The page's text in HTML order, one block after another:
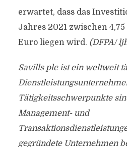
erwartet, dass das
Jahres 2021 zwischen
Euro liegen wird. (DFPA/
Savills plc ist ein weltweit
Tätigkeitsschwerpunkte
Management- und
gegründete Unternehmen